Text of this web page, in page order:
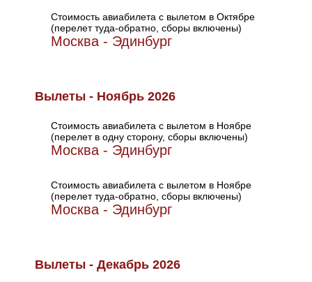
Стоимость авиабилета с вылетом в Октябре
(перелет туда-обратно, сборы включены)
Москва - Эдинбург
Вылеты - Ноябрь 2026
Стоимость авиабилета с вылетом в Ноябре
(перелет в одну сторону, сборы включены)
Москва - Эдинбург
Стоимость авиабилета с вылетом в Ноябре
(перелет туда-обратно, сборы включены)
Москва - Эдинбург
Вылеты - Декабрь 2026